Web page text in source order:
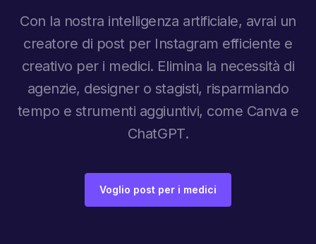
Con la nostra intelligenza artificiale, avrai un
creatore di post per Instagram efficiente e
creativo per i medici. Elimina la necessità di
agenzie, designer o stagisti, risparmiando
tempo e strumenti aggiuntivi, come Canva e
ChatGPT.
Voglio post per i medici